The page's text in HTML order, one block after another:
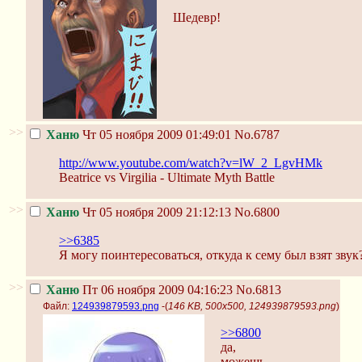
Шедевр!
>> Ханю Чт 05 ноября 2009 01:49:01 No.6787
http://www.youtube.com/watch?v=lW_2_LgvHMk
Beatrice vs Virgilia - Ultimate Myth Battle
>> Ханю Чт 05 ноября 2009 21:12:13 No.6800
>>6385
Я могу поинтересоваться, откуда к сему был взят
>> Ханю Пт 06 ноября 2009 04:16:23 No.6813
Файл: 124939879593.png -(146 KB, 500x500, 124939879593.png)
>>6800
да,